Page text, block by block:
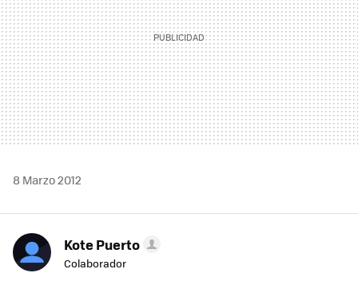
8 Marzo 2012
Kote Puerto
Colaborador